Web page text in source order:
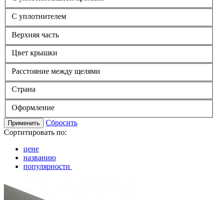
С уплотнителем
Верхняя часть
Цвет крышки
Расстояние между щелями
Страна
Оформление
Применить
Сбросить
Сортитировать по:
цене
названию
популярности